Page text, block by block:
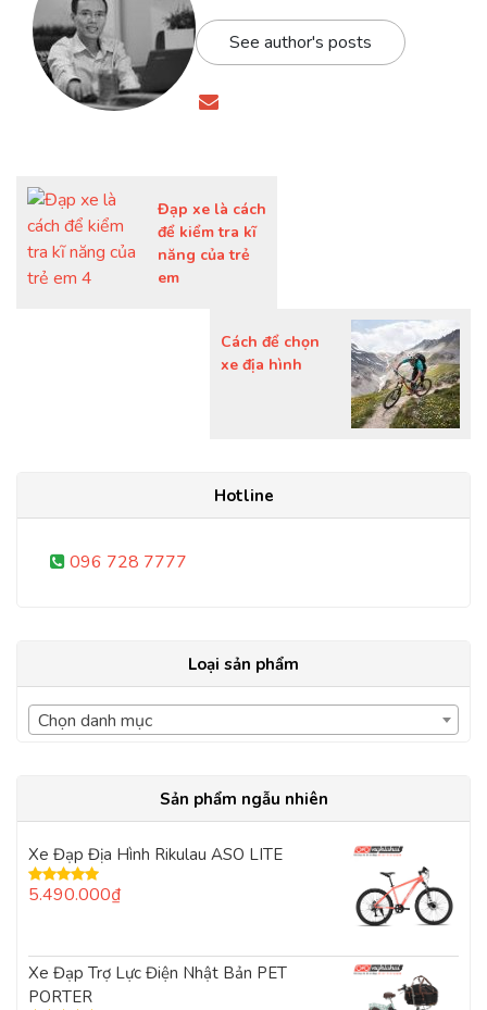
See author's posts
Đạp xe là cách
để kiểm tra kĩ
năng của trẻ
em
Cách để chọn
xe địa hình
Hotline
096 728 7777
Loại sản phẩm
Chọn danh mục
Sản phẩm ngẫu nhiên
Xe Đạp Địa Hình Rikulau ASO LITE
Được xếp
5.490.000₫
Xe Đạp Trợ Lực Điện Nhật Bản PET
PORTER